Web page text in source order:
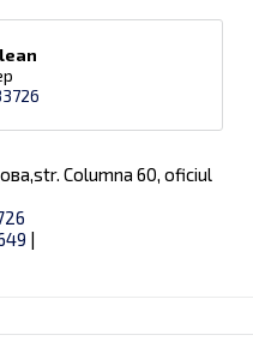
Columna 60, oficiul
|